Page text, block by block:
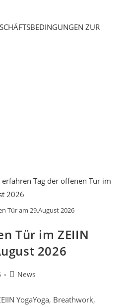
ZUR
Tür am 29.August 2026
Tür im ZEIIN
2026
Beitrags-
News
YogaYoga, Breathwork,